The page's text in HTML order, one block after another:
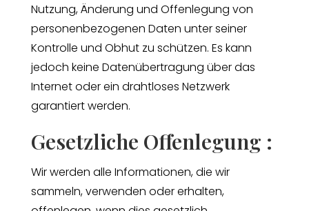
Nutzung, Änderung und Offenlegung von
personenbezogenen Daten unter seiner
Kontrolle und Obhut zu schützen. Es kann
jedoch keine Datenübertragung über das
Internet oder ein drahtloses Netzwerk
garantiert werden.
Gesetzliche Offenlegung :
Wir werden alle Informationen, die wir
sammeln, verwenden oder erhalten,